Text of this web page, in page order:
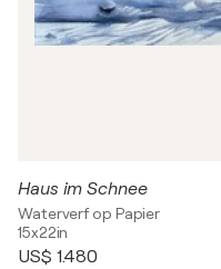
Haus im Schnee
Waterverf op Papier
15x22in
US$ 1.480